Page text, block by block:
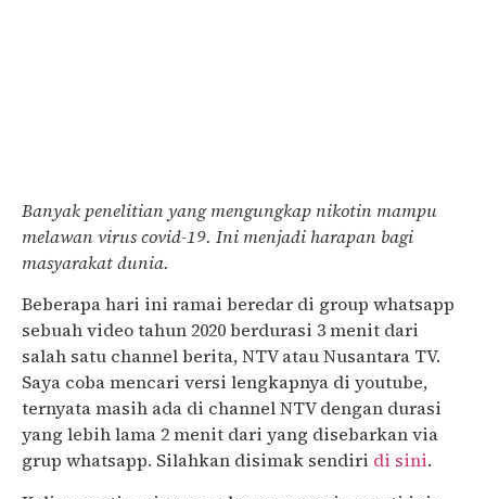
Banyak penelitian yang mengungkap nikotin mampu
melawan virus covid-19. Ini menjadi harapan bagi
masyarakat dunia.
Beberapa hari ini ramai beredar di group whatsapp
sebuah video tahun 2020 berdurasi 3 menit dari
salah satu channel berita, NTV atau Nusantara TV.
Saya coba mencari versi lengkapnya di youtube,
ternyata masih ada di channel NTV dengan durasi
yang lebih lama 2 menit dari yang disebarkan via
grup whatsapp. Silahkan disimak sendiri di sini.